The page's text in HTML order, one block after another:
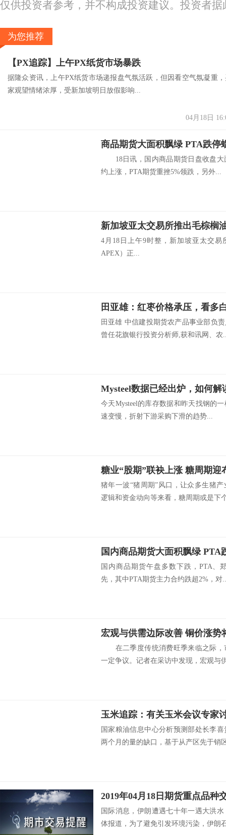
仅供投资者参考，并不构成投资建议。投资者
为您推荐
【PX追踪】上午PX纸货市场暴跌
据隆众资讯，上午PX纸货市场递报盘气氛活跃，但因看空气氛凝重
家观望情绪浓厚，受新加坡明日放假影响...
04月18日
商品期货大面积飘绿 PTA跌停
18日讯，国内商品期货日盘收盘大
约上涨，PTA期货重挫5%领跌，另外...
新加坡亚太交易所推出毛棕榈
4月18日上午9时整，新加坡亚太交易
APEX）正...
田亚雄：红枣价格承压，看多
田亚雄 中信建投期货农产品事业部负
曾任花旗银行投资分析师,获和讯网、农
今天Mysteel的库存数据和昨天找钢的
速变慢，折射下游采购下滑的趋势...
糖业“股期”联袂上涨 糖周期迎
猪年一波“猪周期”风口，让众多生猪
逻辑和资金动向等来看，糖周期或是下
国内商品期货大面积飘绿 PTA
国内商品期货午盘多数下跌，PTA、
先，其中PTA期货主力合约跌超2%，对
宏观与供需边际改善 铜价涨势
在二季度传统消费旺季来临之际，
一定争议。记者在采访中发现，宏观与
国家粮油信息中心分析预测部处长李
两个月的量的缺口，基于从产区先于销
2019年04月18日期货重点品种
国际消息，伊朗遭遇七十年一遇大洪
体报道，为了避免引发环境污染，伊朗